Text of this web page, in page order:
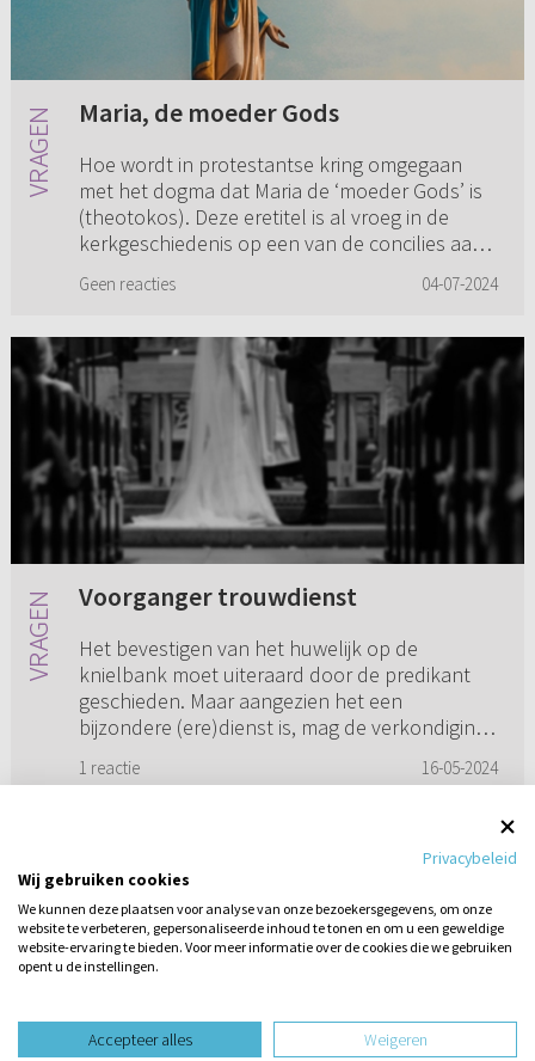
Maria, de moeder Gods
Hoe wordt in protestantse kring omgegaan
met het dogma dat Maria de ‘moeder Gods’ is
(theotokos). Deze eretitel is al vroeg in de
kerkgeschiedenis op een van de concilies aan
Geen reacties 04-07-2024
Voorganger trouwdienst
Het bevestigen van het huwelijk op de
knielbank moet uiteraard door de predikant
geschieden. Maar aangezien het een
bijzondere (ere)dienst is, mag de verkondiging
1 reactie 16-05-2024
1 2
design website dooreen vraag
Privacybeleid
Wij gebruiken cookies
We kunnen deze plaatsen voor analyse van onze bezoekersgegevens, om onze
website te verbeteren, gepersonaliseerde inhoud te tonen en om u een geweldige
website-ervaring te bieden. Voor meer informatie over de cookies die we gebruiken
opent u de instellingen.
Accepteer alles Weigeren